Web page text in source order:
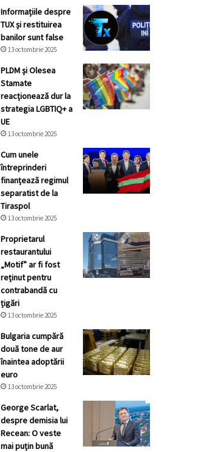
Informațiile despre
TUX și restituirea
banilor sunt false
13 octombrie 2025
PLDM și Olesea
Stamate
reacționează dur la
strategia LGBTIQ+ a
UE
13 octombrie 2025
Cum unele
întreprinderi
finanțează regimul
separatist de la
Tiraspol
13 octombrie 2025
Proprietarul
restaurantului
„Motif” ar fi fost
reținut pentru
contrabandă cu
țigări
13 octombrie 2025
Bulgaria cumpără
două tone de aur
înaintea adoptării
euro
13 octombrie 2025
George Scarlat,
despre demisia lui
Recean: O veste
mai puțin bună